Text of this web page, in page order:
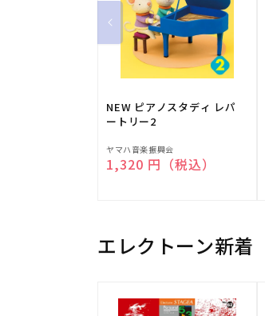
NEW ピアノスタディ レパ
ートリー2
販
売
ヤマハ音楽振興会
通常価格
1,320 円（税込）
エレクトーン新着